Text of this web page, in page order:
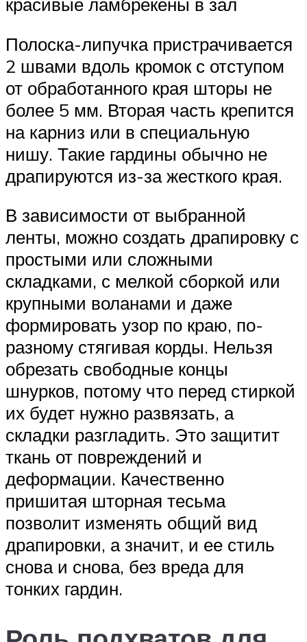
Полоска-липучка пристрачивается
2 швами вдоль кромок с отступом
от обработанного края шторы не
более 5 мм. Вторая часть крепится
на карниз или в специальную
нишу. Такие гардины обычно не
драпируются из-за жесткого края.
В зависимости от выбранной
ленты, можно создать драпировку с
простыми или сложными
складками, с мелкой сборкой или
крупными воланами и даже
формировать узор по краю, по-
разному стягивая корды. Нельзя
обрезать свободные концы
шнурков, потому что перед стиркой
их будет нужно развязать, а
складки разгладить. Это защитит
ткань от повреждений и
деформации. Качественно
пришитая шторная тесьма
позволит изменять общий вид
драпировки, а значит, и ее стиль
снова и снова, без вреда для
тонких гардин.